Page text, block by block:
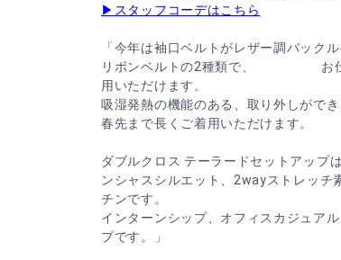
▶スタッフコーデはこちら
「今年は袖口ベルトがレザー調バック
リボンベルトの2種類で、 お仕事
用いただけます。
吸湿発熱の機能のある、取り外しがで
春先まで長くご着用いただけます。
ダブルクロス テーラードセットアップ
ンシャスシルエット、2wayストレッチ
チンです。
インターンシップ、オフィスカジュア
プです。」